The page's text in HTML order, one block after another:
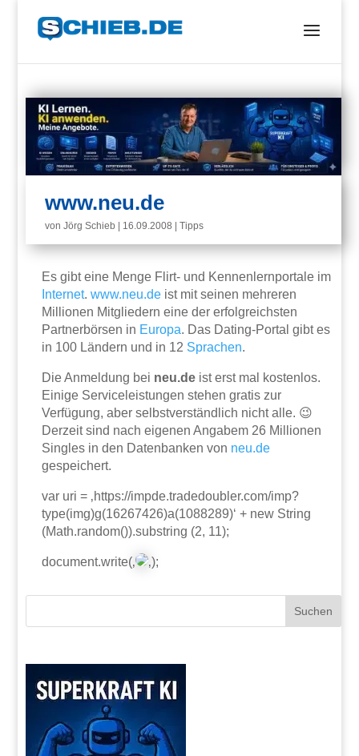
www.neu.de
vonJörg Schieb 16.09.2008 |Tipps
Es gibt eine Menge Flirt- und Kennenlernportale im
Internet.www.neu.de ist mit seinen mehreren
Millionen Mitgliedern eine der erfolgreichsten
Partnerbörsen in Europa. Das Dating-Portal gibt es
in 100 Ländern und in 12 Sprachen.
Die Anmeldung bei neu.de ist erst mal kostenlos.
Einige Serviceleistungen stehen gratis zur
Verfügung, aber selbstverständlich nicht alle. 😉
Derzeit sind nach eigenen Angabem 26 Millionen
Singles in den Datenbanken von neu.de
gespeichert.
var uri = ‚https://impde.tradedoubler.com/imp?
type(img)g(16267426)a(1088289)‘ + new String
(Math.random()).substring (2, 11);
document.write(‚ ‚);